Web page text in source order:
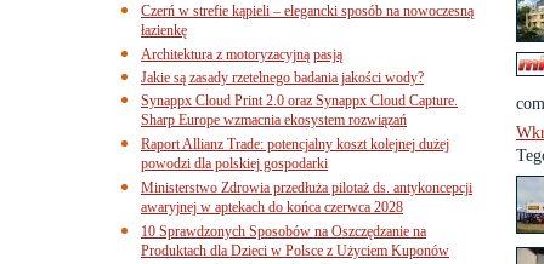
Czerń w strefie kąpieli – elegancki sposób na nowoczesną
łazienkę
Architektura z motoryzacyjną pasją
Jakie są zasady rzetelnego badania jakości wody?
Synappx Cloud Print 2.0 oraz Synappx Cloud Capture.
Sharp Europe wzmacnia ekosystem rozwiązań
Raport Allianz Trade: potencjalny koszt kolejnej dużej
powodzi dla polskiej gospodarki
Ministerstwo Zdrowia przedłuża pilotaż ds. antykoncepcji
awaryjnej w aptekach do końca czerwca 2028
10 Sprawdzonych Sposobów na Oszczędzanie na
Produktach dla Dzieci w Polsce z Użyciem Kuponów